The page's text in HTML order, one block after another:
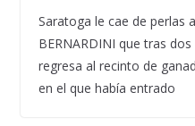
Saratoga le cae de perlas
BERNARDINI que tras
regresa al recinto de
en el que había entrado